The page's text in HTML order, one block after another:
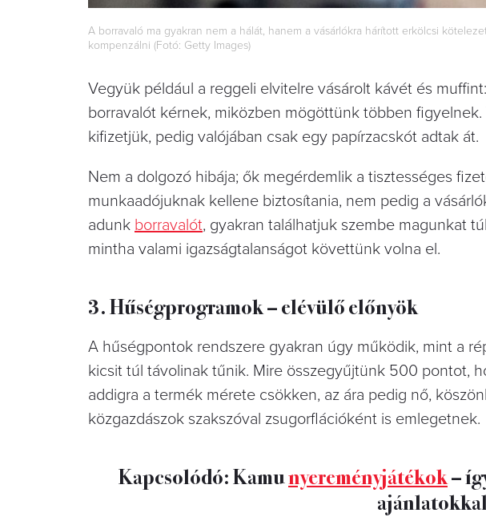
A borravaló ma gyakran nem a hálát, hanem a vásárlókra hárított erkölcsi
kompenzálni (Fotó: Getty Images)
Vegyük például a reggeli elvitelre vásárolt kávét és
borravalót kérnek, miközben mögöttünk többen
kifizetjük, pedig valójában csak egy papírzacskót adtak át.
Nem a dolgozó hibája; ők megérdemlik a tisztességes
munkaadójuknak kellene biztosítania, nem pedig a
adunk borravalót, gyakran találhatjuk szembe magunkat
mintha valami igazságtalanságot követtünk volna el.
3. Hűségprogramok – elévülő előnyök
A hűségpontok rendszere gyakran úgy működik, mint a
kicsit túl távolinak tűnik. Mire összegyűjtünk 500 pontot,
addigra a termék mérete csökken, az ára pedig nő,
közgazdászok szakszóval zsugorflációként is emlegetnek.
Kapcsolódó: Kamunyereményjátékok–